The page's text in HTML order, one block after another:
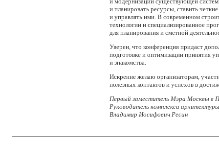
и планировать ресурсы, ставить
и управлять ими. В современном
технологии и специализированное
для планирования и сметной
Уверен, что конференция придаст
подготовке и оптимизации принятия
и знакомства.
Искренне желаю организаторам,
полезных контактов и успехов в
Первый заместитель Мэра Москвы в
Руководитель комплекса
Владимир Иосифович Ресин